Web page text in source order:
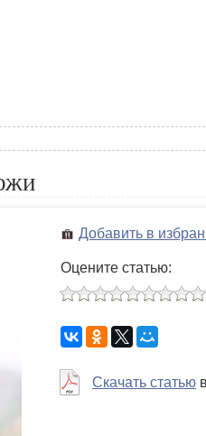
Добавить в
Оцените статью:
Скачать статью